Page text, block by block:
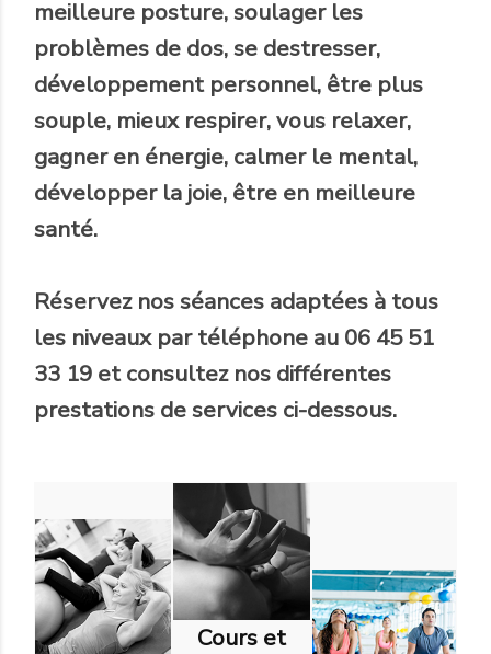
meilleure posture, soulager les
problèmes de dos, se destresser,
développement personnel, être plus
souple, mieux respirer, vous relaxer,
gagner en énergie, calmer le mental,
développer la joie, être en meilleure
santé.
Réservez nos séances adaptées à tous
les niveaux par téléphone au 06 45 51
33 19 et consultez nos différentes
prestations de services ci-dessous.
Cours et